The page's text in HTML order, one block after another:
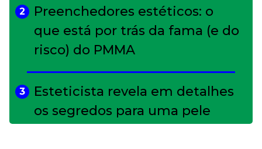
2
Preenchedores estéticos: o
que está por trás da fama (e do
risco) do PMMA
3
Esteticista revela em detalhes
os segredos para uma pele